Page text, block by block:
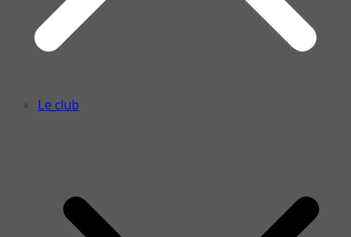
Le club